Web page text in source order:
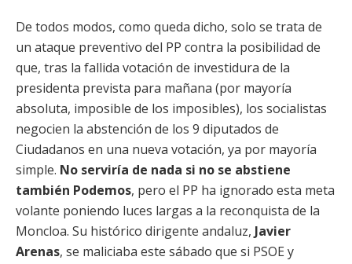
De todos modos, como queda dicho, solo se trata de
un ataque preventivo del PP contra la posibilidad de
que, tras la fallida votación de investidura de la
presidenta prevista para mañana (por mayoría
absoluta, imposible de los imposibles), los socialistas
negocien la abstención de los 9 diputados de
Ciudadanos en una nueva votación, ya por mayoría
simple. No serviría de nada si no se abstiene
también Podemos, pero el PP ha ignorado esta meta
volante poniendo luces largas a la reconquista de la
Moncloa. Su histórico dirigente andaluz, Javier
Arenas, se maliciaba este sábado que si PSOE y